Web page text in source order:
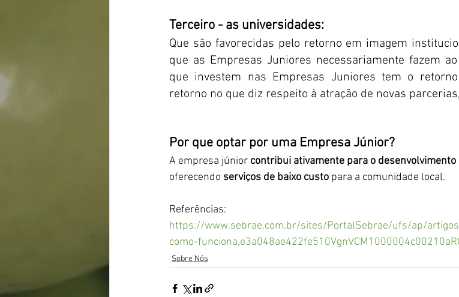
Terceiro - as universidades:
Que são favorecidas pelo retorno em imagem
que as Empresas Juniores necessariamente fazem
que investem nas Empresas Juniores tem o
retorno no que diz respeito à atração de novas
Por que optar por uma Empresa Júnior?
A empresa júnior contribui ativamente para o desenvolvimento
oferecendo serviços de baixo custo para a comunidade local.
Referências:
https://www.sebrae.com.br/sites/PortalSebrae/ufs/ap/
como-
Sobre Nós